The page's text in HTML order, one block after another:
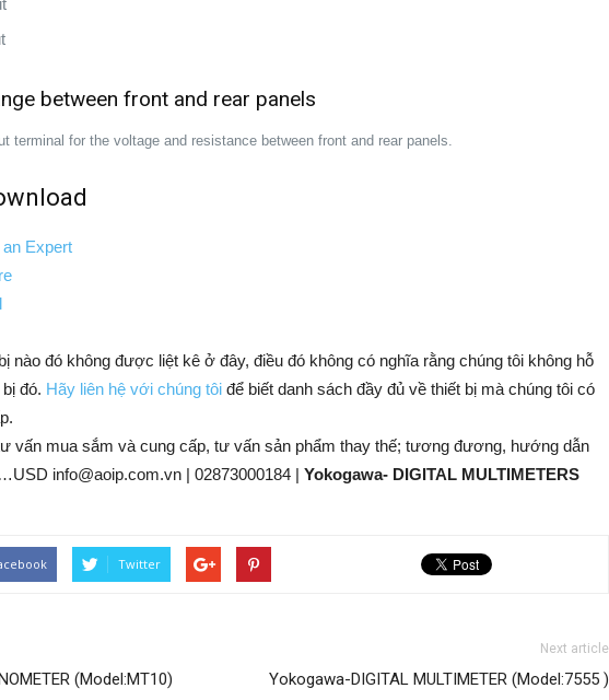
between front and rear panels
terminal for the voltage and resistance between front and rear panels.
an Expert
nào đó không được liệt kê ở đây, điều đó không có nghĩa rằng chúng tôi không hỗ
đó. Hãy liên hệ với chúng tôi để biết danh sách đầy đủ về thiết bị mà chúng tôi có
vấn mua sắm và cung cấp, tư vấn sản phẩm thay thế; tương đương, hướng dẫn
info@aoip.com.vn | 02873000184 | Yokogawa- DIGITAL MULTIMETERS
Twitter
(Model:MT10)
Next article
Yokogawa-DIGITAL MULTIMETER (Model:7555 )